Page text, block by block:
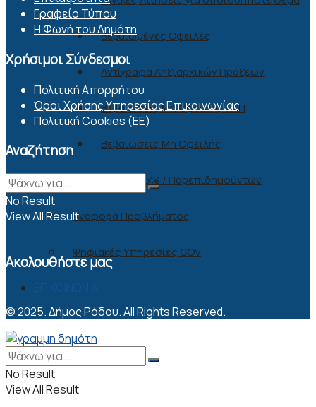
Βεβαιωμένες Οφειλές
Αντίγραφα Ληξιαρχικών Πράξεων
Βεβαιώσεις Μη Οφειλής ΤΑΠ
Βεβαιώσεις Μη Οφειλής
Τέλος 0,5% / Παρεπιδημούντων
Αναφορά Προβλήματος
Ψηφιακές Υπηρεσίες GOV
ΕΠΙΚΟΙΝΩΝΙΑ
Γραφείο Τύπου
Η Φωνή του Δημότη
Χρήσιμοι Σύνδεσμοι
Πολιτική Απορρήτου
Όροι Χρήσης Υπηρεσίας Επικοινωνίας
Πολιτική Cookies (ΕΕ)
Αναζήτηση
No Result
View All Result
Ακολουθήστε μας
© 2025. Δήμος Ρόδου. All Rights Reserved.
No Result
View All Result